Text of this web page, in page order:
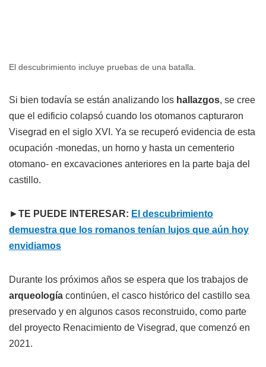
El descubrimiento incluye pruebas de una batalla.
Si bien todavía se están analizando los hallazgos, se cree
que el edificio colapsó cuando los otomanos capturaron
Visegrad en el siglo XVI. Ya se recuperó evidencia de esta
ocupación -monedas, un horno y hasta un cementerio
otomano- en excavaciones anteriores en la parte baja del
castillo.
►TE PUEDE INTERESAR: El descubrimiento
demuestra que los romanos tenían lujos que aún hoy
envidiamos
Durante los próximos años se espera que los trabajos de
arqueología continúen, el casco histórico del castillo sea
preservado y en algunos casos reconstruido, como parte
del proyecto Renacimiento de Visegrad, que comenzó en
2021.